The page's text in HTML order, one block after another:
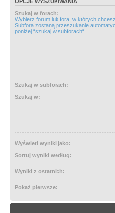
OPCJE WYSZUKIWANIA
Szukaj w forach:
Wybierz forum lub fora, w których
Subfora zostaną przeszukanie
poniżej “szukaj w subforach“.
Szukaj w subforach:
Szukaj w:
Wyświetl wyniki jako:
Sortuj wyniki według:
Wyniki z ostatnich:
Pokaż pierwsze: